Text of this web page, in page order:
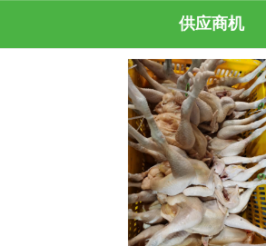
供应商机